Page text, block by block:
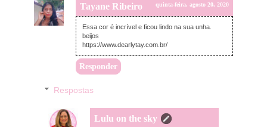
Tayane Ribeiro quinta-feira, agosto 20, 2020
Essa cor é incrível e ficou lindo na sua unha.
beijos
https://www.dearlytay.com.br/
Responder
Respostas
Lulu on the sky